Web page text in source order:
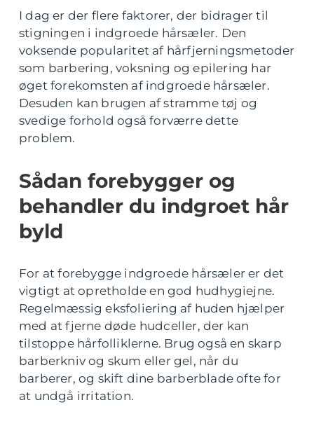
I dag er der flere faktorer, der bidrager til
stigningen i indgroede hårsæler. Den
voksende popularitet af hårfjerningsmetoder
som barbering, voksning og epilering har
øget forekomsten af indgroede hårsæler.
Desuden kan brugen af stramme tøj og
svedige forhold også forværre dette
problem.
Sådan forebygger og
behandler du indgroet hår
byld
For at forebygge indgroede hårsæler er det
vigtigt at opretholde en god hudhygiejne.
Regelmæssig eksfoliering af huden hjælper
med at fjerne døde hudceller, der kan
tilstoppe hårfolliklerne. Brug også en skarp
barberkniv og skum eller gel, når du
barberer, og skift dine barberblade ofte for
at undgå irritation.